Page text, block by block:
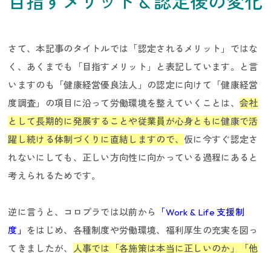
さて、本記事のタイトルでは「認定されるメリット」ではな
く、あくまでも「目指すメリット」と表記しています。と言
いますのも「健康経営優良法人」の認定に向けて「健康経営
度調査」の項目に沿って労働環境を整えていくことは、 会社
として長期的に発展することや従業員が心身ともに健康で活
躍し続ける体制づくりに直結しますので、仮に今すぐ認定さ
れないにしても、正しい方向性に向かっている過程にあると
考えられるためです。
逆に言うと、コロプラでは以前から
「Work & Life 支援制
度」
をはじめ、各種制度や労働環境、福利厚生の充実を図っ
てきましたが、 人事では「各施策は本当に正しいのか」「他